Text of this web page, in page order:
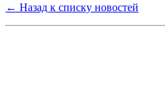
← Назад к списку новостей